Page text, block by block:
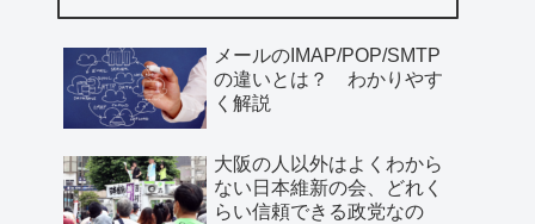
メールのIMAP/POP/SMTP
の違いとは？ わかりやす
く解説
大阪の人以外はよくわから
ない日本維新の会、どれく
らい信頼できる政党なの